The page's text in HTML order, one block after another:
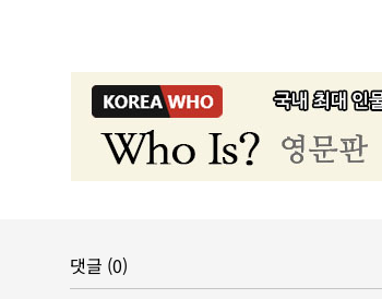
댓글 (0)